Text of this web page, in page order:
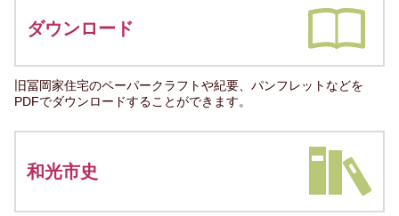
ダウンロード
旧冨岡家住宅のペーパークラフトや紀要、パンフレットなどを
PDFでダウンロードすることができます。
和光市史